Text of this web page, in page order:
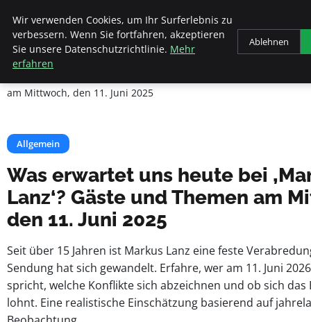
Beyond Surface
Startseite
am Mittwoch, den 11. Juni 2025
Allgemein
Was erwartet uns heute bei
Lanz‘? Gäste und Themen am
den 11. Juni 2025
Seit über 15 Jahren ist Markus Lanz eine feste
Sendung hat sich gewandelt. Erfahre, wer am 11. Juni
spricht, welche Konflikte sich abzeichnen und ob sich das
lohnt. Eine realistische Einschätzung basierend auf
Wir verwenden Cookies, um Ihr Surferlebnis zu
verbessern. Wenn Sie fortfahren, akzeptieren
Sie unsere Datenschutzrichtlinie. Mehr
erfahren
Ablehnen